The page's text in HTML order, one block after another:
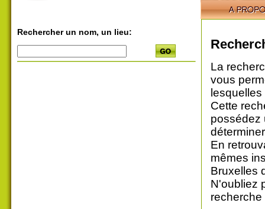
Rechercher un nom, un lieu:
La
vous
Cette
possédez
En
mêmes
Bruxelles
N'oubliez
recherche